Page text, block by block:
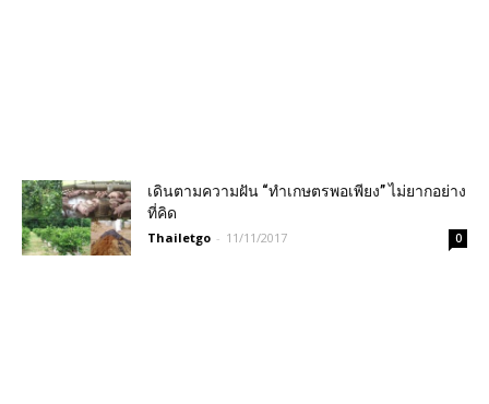
เดินตามความฝัน “ทำเกษตรพอเพียง” ไม่ยากอย่าง
ที่คิด
Thailetgo - 11/11/2017 0